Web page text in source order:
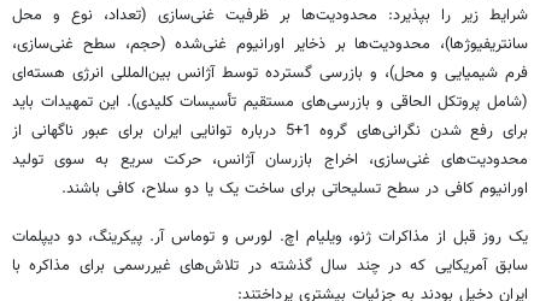
شرایط زیر را بپذیرد: محدودیت‌ها بر ظرفیت غنی‌سازی (تعداد، نوع و محل
سانتریفیوژها)، محدودیت‌ها بر ذخایر اورانیوم غنی‌شده (حجم، سطح غنی‌سازی،
فرم شیمیایی و محل)، و بازرسی گسترده توسط آژانس بین‌المللی انرژی هسته‌ای
(شامل پروتکل الحاقی و بازرسی‌های مستقیم تأسیسات کلیدی). این تمهیدات باید
برای رفع شدن نگرانی‌های گروه 1+5 درباره توانایی ایران برای عبور ناگهانی از
محدودیت‌های غنی‌سازی، اخراج بازرسان آژانس،‌ حرکت سریع به سوی تولید
اورانیوم کافی در سطح تسلیحاتی برای ساخت یک یا دو سلاح، کافی باشند.
یک روز قبل از مذاکرات ژنو، ویلیام اچ. لورس و توماس آر. پیکرینگ، دو دیپلمات
سابق آمریکایی که در چند سال گذشته در تلاش‌های غیررسمی برای مذاکره با
ایران دخیل بودند به جزئیات بیشتری پرداختند: